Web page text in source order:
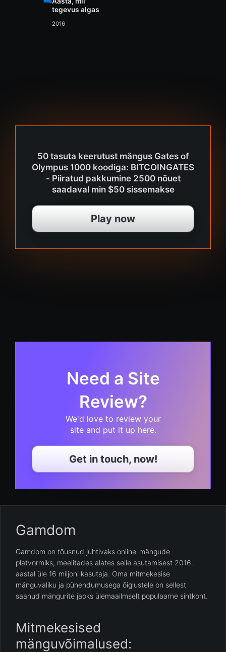
tegevus algas
2016
50 tasuta keerutust mängus Gates of
Olympus 1000 koodiga: BITCOINGATES
- Piiratud pakkumine 2500 nõuet
saadaval min $50 sissemakse
Play now
Need a Site
Review?
We'd love to review your
site and put it up here.
Get in touch, now!
Gamdom
Gamdom on tõusnud juhtivaks online-mängude
platvormiks, meelitades alates selle asutamisest 2016.
aastal üle 16 miljoni kasutaja. Oma mitmekesise
mänguvaliku ja pühendumusega õiglustele on sellest
saanud mängurite jaoks ülemaailmselt populaarne sihtkoht.
Mitmekesised
mänguvõimalused: